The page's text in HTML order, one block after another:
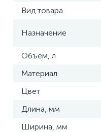
Вид товара
Назначение
Объем, л
Материал
Цвет
Длина, мм
Ширина, мм